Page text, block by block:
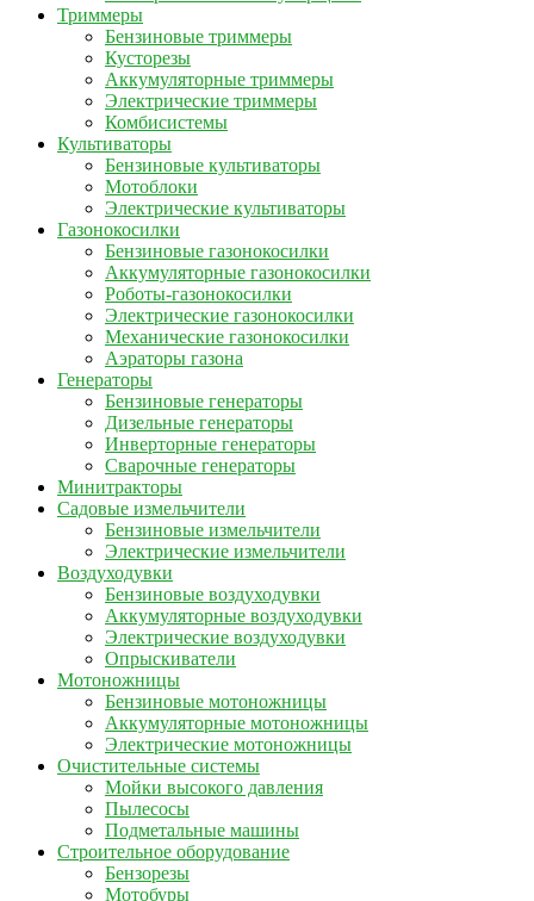
Триммеры
Бензиновые триммеры
Кусторезы
Аккумуляторные триммеры
Электрические триммеры
Комбисистемы
Культиваторы
Бензиновые культиваторы
Мотоблоки
Электрические культиваторы
Газонокосилки
Бензиновые газонокосилки
Аккумуляторные газонокосилки
Роботы-газонокосилки
Электрические газонокосилки
Механические газонокосилки
Аэраторы газона
Генераторы
Бензиновые генераторы
Дизельные генераторы
Инверторные генераторы
Сварочные генераторы
Минитракторы
Садовые измельчители
Бензиновые измельчители
Электрические измельчители
Воздуходувки
Бензиновые воздуходувки
Аккумуляторные воздуходувки
Электрические воздуходувки
Опрыскиватели
Мотоножницы
Бензиновые мотоножницы
Аккумуляторные мотоножницы
Электрические мотоножницы
Очистительные системы
Мойки высокого давления
Пылесосы
Подметальные машины
Строительное оборудование
Бензорезы
Мотобуры